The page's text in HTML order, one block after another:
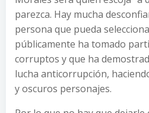
parezca. Hay mucha
persona que pueda
públicamente ha tomado
corruptos y que ha
lucha anticorrupción,
y oscuros personajes.